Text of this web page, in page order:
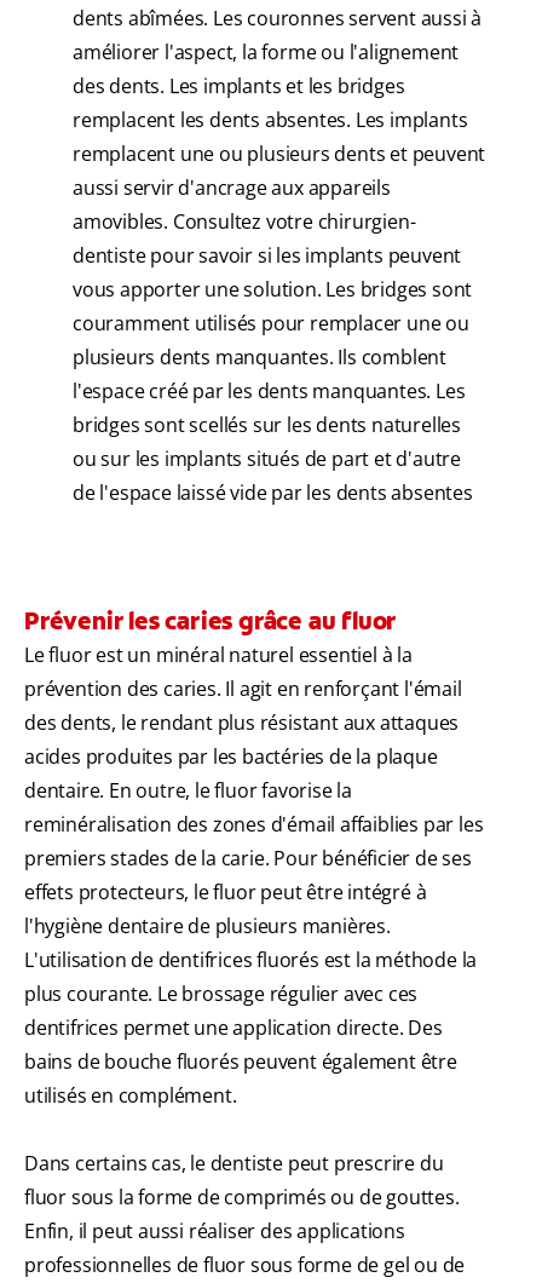
dents abîmées. Les couronnes servent aussi à
améliorer l'aspect, la forme ou l'alignement
des dents. Les implants et les bridges
remplacent les dents absentes. Les implants
remplacent une ou plusieurs dents et peuvent
aussi servir d'ancrage aux appareils
amovibles. Consultez votre chirurgien-
dentiste pour savoir si les implants peuvent
vous apporter une solution. Les bridges sont
couramment utilisés pour remplacer une ou
plusieurs dents manquantes. Ils comblent
l'espace créé par les dents manquantes. Les
bridges sont scellés sur les dents naturelles
ou sur les implants situés de part et d'autre
de l'espace laissé vide par les dents absentes
Prévenir les caries grâce au fluor
Le fluor est un minéral naturel essentiel à la
prévention des caries. Il agit en renforçant l'émail
des dents, le rendant plus résistant aux attaques
acides produites par les bactéries de la plaque
dentaire. En outre, le fluor favorise la
reminéralisation des zones d'émail affaiblies par les
premiers stades de la carie. Pour bénéficier de ses
effets protecteurs, le fluor peut être intégré à
l'hygiène dentaire de plusieurs manières.
L'utilisation de dentifrices fluorés est la méthode la
plus courante. Le brossage régulier avec ces
dentifrices permet une application directe. Des
bains de bouche fluorés peuvent également être
utilisés en complément.
Dans certains cas, le dentiste peut prescrire du
fluor sous la forme de comprimés ou de gouttes.
Enfin, il peut aussi réaliser des applications
professionnelles de fluor sous forme de gel ou de